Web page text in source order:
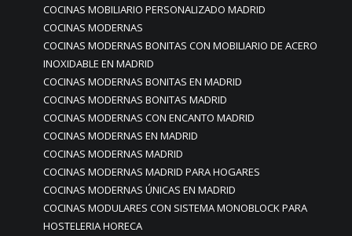
COCINAS MOBILIARIO PERSONALIZADO MADRID
COCINAS MODERNAS
COCINAS MODERNAS BONITAS CON MOBILIARIO DE ACERO
INOXIDABLE EN MADRID
COCINAS MODERNAS BONITAS EN MADRID
COCINAS MODERNAS BONITAS MADRID
COCINAS MODERNAS CON ENCANTO MADRID
COCINAS MODERNAS EN MADRID
COCINAS MODERNAS MADRID
COCINAS MODERNAS MADRID PARA HOGARES
COCINAS MODERNAS ÚNICAS EN MADRID
COCINAS MODULARES CON SISTEMA MONOBLOCK PARA
HOSTELERIA HORECA